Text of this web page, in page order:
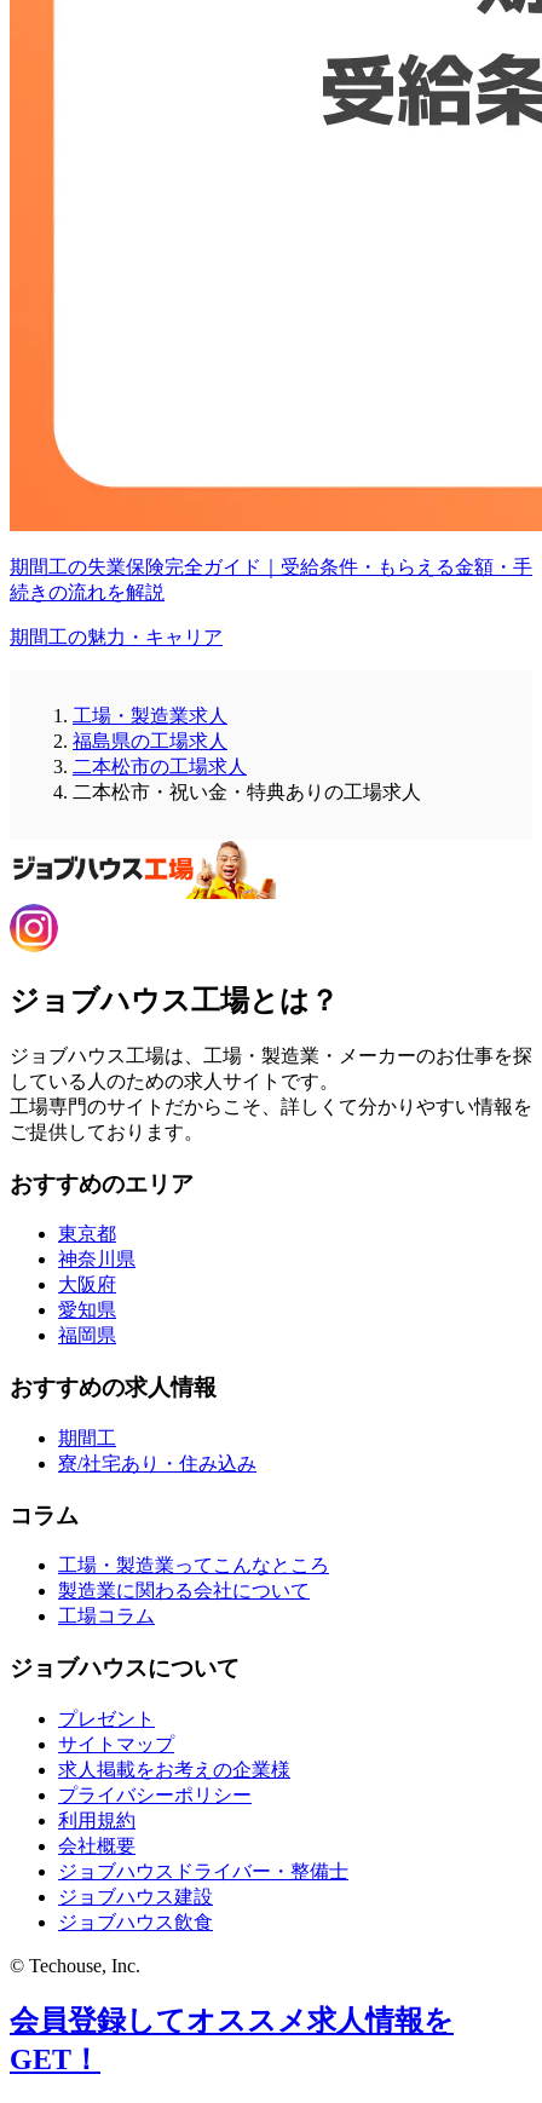
期間工の失業保険完全ガイド｜受給条件・もらえる金額・手
続きの流れを解説
期間工の魅力・キャリア
工場・製造業求人
福島県の工場求人
二本松市の工場求人
二本松市・祝い金・特典ありの工場求人
ジョブハウス工場とは？
ジョブハウス工場は、工場・製造業・メーカーのお仕事を探
している人のための求人サイトです。
工場専門のサイトだからこそ、詳しくて分かりやすい情報を
ご提供しております。
おすすめのエリア
東京都
神奈川県
大阪府
愛知県
福岡県
おすすめの求人情報
期間工
寮/社宅あり・住み込み
コラム
工場・製造業ってこんなところ
製造業に関わる会社について
工場コラム
ジョブハウスについて
プレゼント
サイトマップ
求人掲載をお考えの企業様
プライバシーポリシー
利用規約
会社概要
ジョブハウスドライバー・整備士
ジョブハウス建設
ジョブハウス飲食
© Techouse, Inc.
会員登録してオススメ求人情報を
GET！